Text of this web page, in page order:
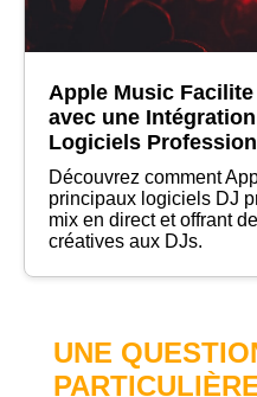
Apple Music
avec une
Logiciels
Découvrez comment
principaux logiciels DJ
mix en direct et offrant
créatives aux DJs.
UNE